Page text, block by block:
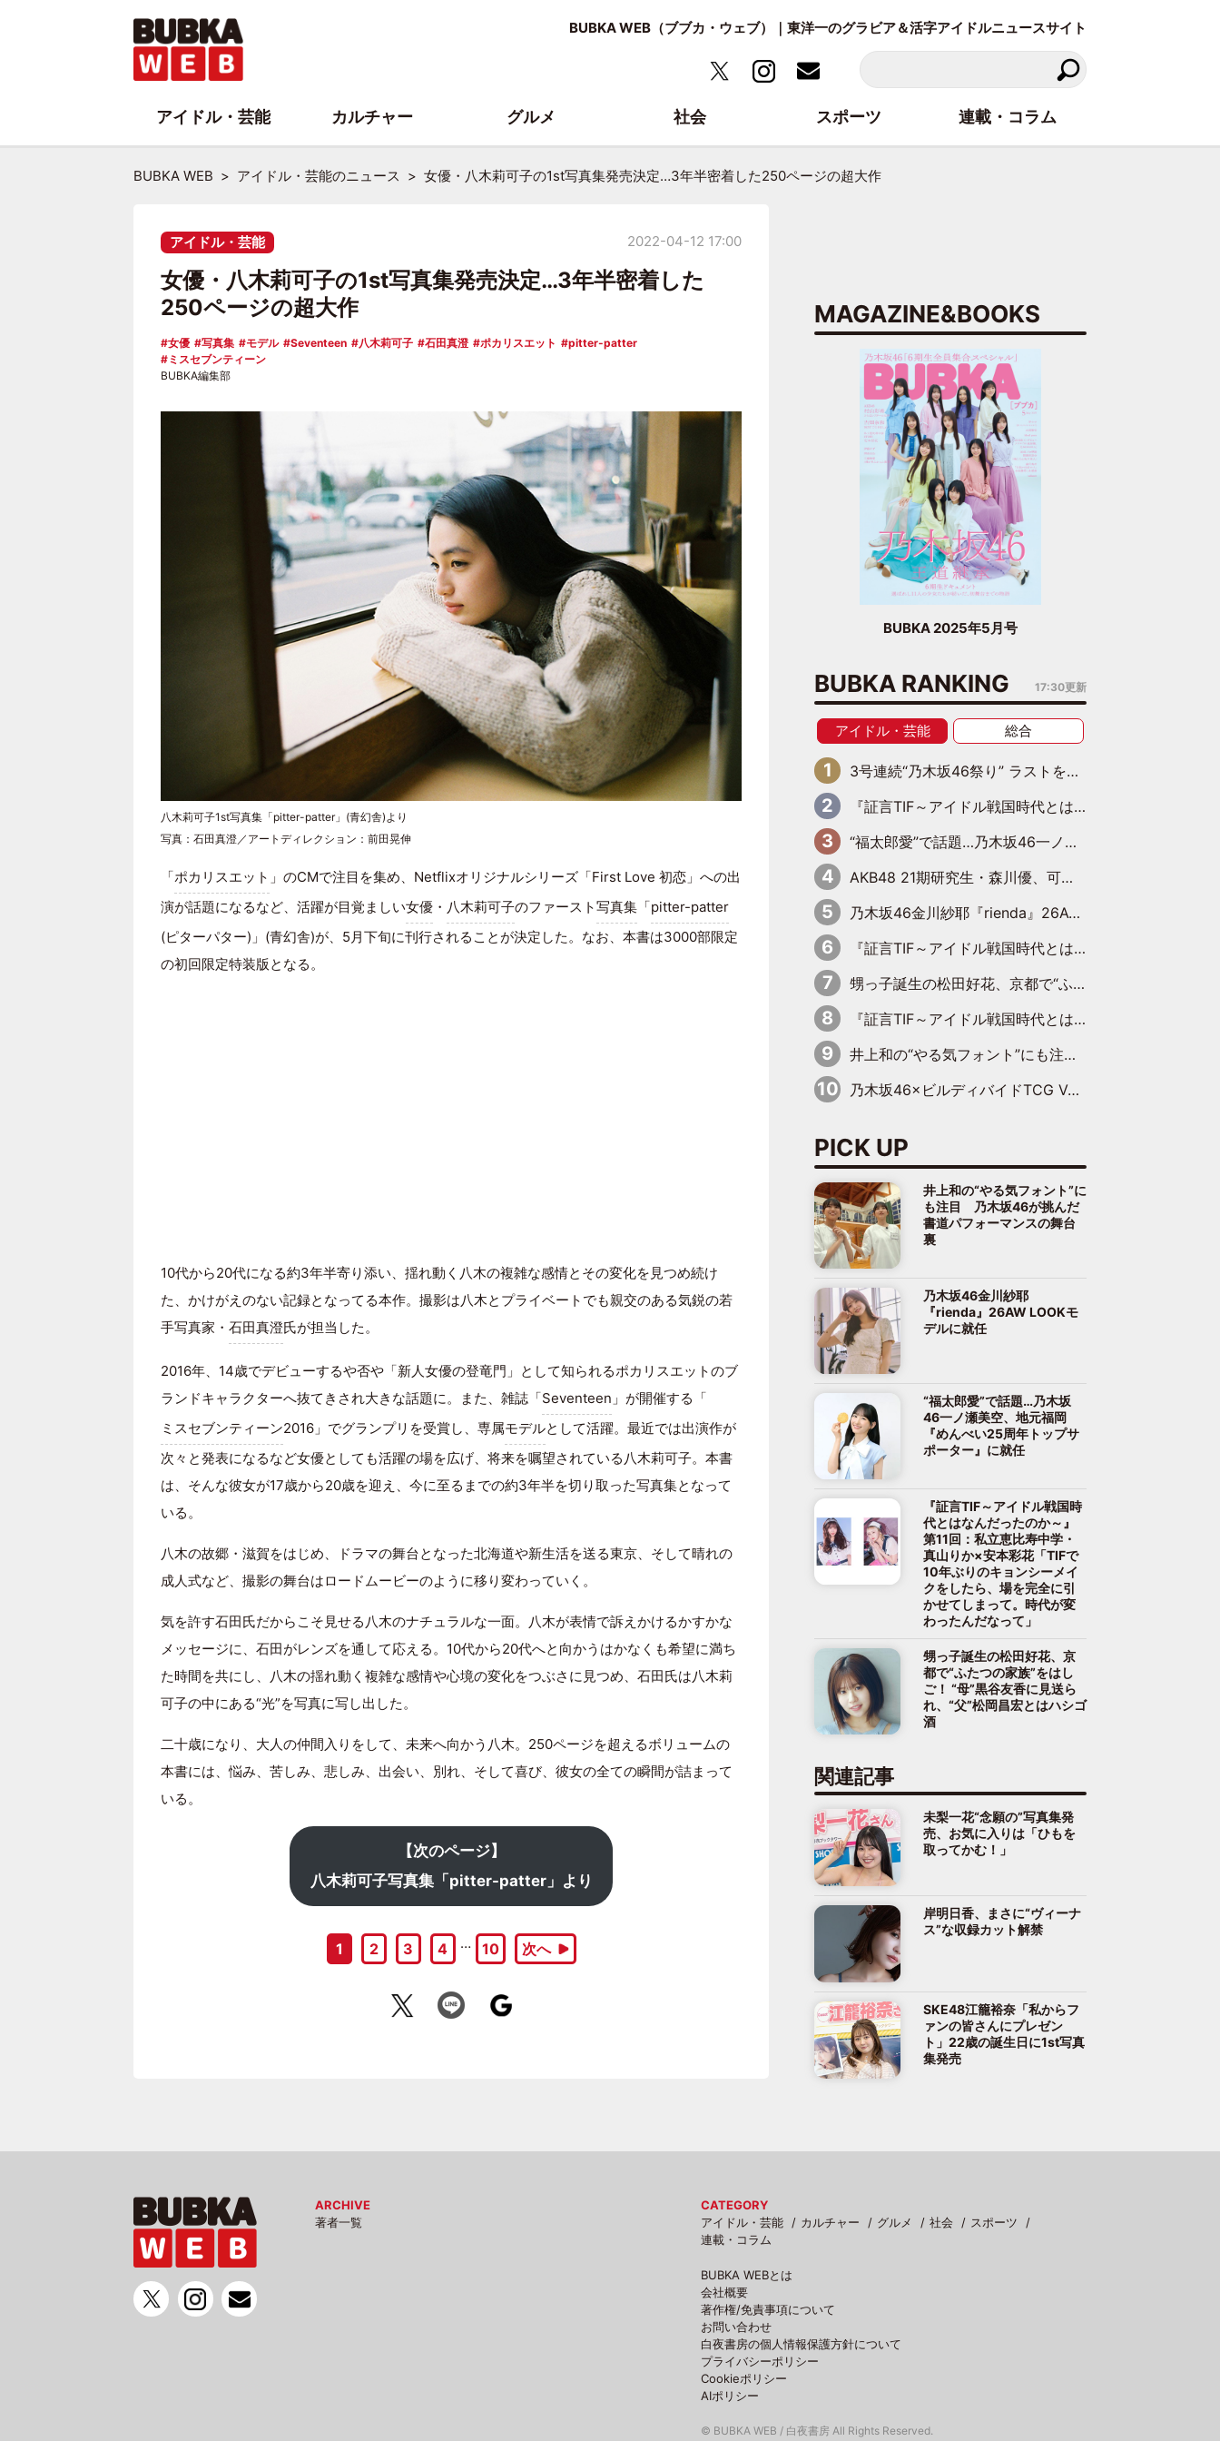
BUBKA WEB（ブブカ・ウェブ）｜東洋一のグラビア＆活字アイドルニュースサイト
BUBKA WEB アイドル・芸能のニュース 女優・八木莉可子の1st写真集発売決定…3年半密着した250ページの超大作
アイドル・芸能 2022-04-12 17:00
女優・八木莉可子の1st写真集発売決定…3年半密着した
250ページの超大作
女優 写真集 モデル Seventeen 八木莉可子 石田真澄 ポカリスエット
pitter-patter
ミスセブンティーン
BUBKA編集部
八木莉可子1st写真集「pitter-patter」(青幻舎)より
写真：石田真澄／アートディレクション：前田晃伸
「ポカリスエット 」のCMで注目を集め、Netflixオリジナルシリーズ「First Love 初恋」への出
演が話題になるなど、活躍が目覚ましい女優 ・ 八木莉可子のファースト写真集 「pitter-patter
(ピターパター)」(青幻舎)が、5月下旬に刊行されることが決定した。なお、本書は3000部限定
の初回限定特装版となる。
10代から20代になる約3年半寄り添い、揺れ動く八木の複雑な感情とその変化を見つめ続け
た、かけがえのない記録となってる本作。撮影は八木とプライベートでも親交のある気鋭の若
手写真家・ 石田真澄氏が担当した。
2016年、14歳でデビューするや否や「新人女優の登竜門」として知られるポカリスエットのブ
ランドキャラクターへ抜てきされ大きな話題に。また、雑誌「Seventeen 」が開催する「
ミスセブンティーン2016」でグランプリを受賞し、専属モデルとして活躍。最近では出演作が
次々と発表になるなど女優としても活躍の場を広げ、将来を嘱望されている八木莉可子。本書
は、そんな彼女が17歳から20歳を迎え、今に至るまでの約3年半を切り取った写真集となって
いる。
八木の故郷・滋賀をはじめ、ドラマの舞台となった北海道や新生活を送る東京、そして晴れの
成人式など、撮影の舞台はロードムービーのように移り変わっていく。
気を許す石田氏だからこそ見せる八木のナチュラルな一面。八木が表情で訴えかけるかすかな
メッセージに、石田がレンズを通して応える。10代から20代へと向かうはかなくも希望に満ち
た時間を共にし、八木の揺れ動く複雑な感情や心境の変化をつぶさに見つめ、石田氏は八木莉
可子の中にある“光”を写真に写し出した。
二十歳になり、大人の仲間入りをして、未来へ向かう八木。250ページを超えるボリュームの
本書には、悩み、苦しみ、悲しみ、出会い、別れ、そして喜び、彼女の全ての瞬間が詰まって
いる。
【次のページ】
八木莉可子写真集「pitter-patter」より
1 2 3 4 … 10 次へ
MAGAZINE&BOOKS
BUBKA 2025年5月号
BUBKA RANKING 17:30更新
アイドル・芸能 総合
3号連続“乃木坂46祭り” ラストを飾るのは賀喜遥香…5年ぶりの登場に「5年分大人になった私を見ていただけたら」
『証言TIF～アイドル戦国時代とはなんだったのか～』第6回：でんぱ組.inc・古川未鈴×相沢梨紗「『ハロプロやりたかったな』って言ったら、夢眠ねむさんに『てめえはでんぱ組．incなんだよ！』って肩パンされて(笑)」
“福太郎愛”で話題…乃木坂46一ノ瀬美空、地元福岡『めんべい25周年トップサポーター』に就任
AKB48 21期研究生・森川優、可愛さもある大人の女性に
乃木坂46金川紗耶『rienda』26AW LOOKモデルに就任
『証言TIF～アイドル戦国時代とはなんだったのか～』第11回：私立恵比寿中学・真山りか×安本彩花「TIFで10年ぶりのキョンシーメイクをしたら、場を完全に引かせてしまって。時代が変わったんだなって」
甥っ子誕生の松田好花、京都で“ふたつの家族”をはしご！ “母”黒谷友香に見送られ、“父”松岡昌宏とはハシゴ酒
『証言TIF～アイドル戦国時代とはなんだったのか～』第10回：さくら学院・武藤彩未×飯田らうら「正直、中3で辞めるというのを信じてなくて。そう言われてはいたけど、嘘でしょって」
井上和の“やる気フォント”にも注目 乃木坂46が挑んだ書道パフォーマンスの舞台裏
乃木坂46×ビルディバイドTCG Vol.2公開 賀喜遥香＆田村真佑が『京まふ』ステージに登壇
PICK UP
井上和の“やる気フォント”に
も注目 乃木坂46が挑んだ
書道パフォーマンスの舞台
裏
乃木坂46金川紗耶
『rienda』26AW LOOKモ
デルに就任
“福太郎愛”で話題…乃木坂
46一ノ瀬美空、地元福岡
『めんべい25周年トップサ
ポーター』に就任
『証言TIF～アイドル戦国時
代とはなんだったのか～』
第11回：私立恵比寿中学・
真山りか×安本彩花「TIFで
10年ぶりのキョンシーメイ
クをしたら、場を完全に引
かせてしまって。時代が変
わったんだなって」
甥っ子誕生の松田好花、京
都で“ふたつの家族”をはし
ご！ “母”黒谷友香に見送ら
れ、“父”松岡昌宏とはハシゴ
酒
関連記事
未梨一花“念願の”写真集発
売、お気に入りは「ひもを
取ってかむ！」
岸明日香、まさに“ヴィーナ
ス”な収録カット解禁
SKE48江籠裕奈「私からフ
ァンの皆さんにプレゼン
ト」22歳の誕生日に1st写真
集発売
ARCHIVE
著者一覧
CATEGORY
アイドル・芸能
カルチャー グルメ 社会
スポーツ
連載・コラム
BUBKA WEBとは
会社概要
著作権/免責事項について
お問い合わせ
白夜書房の個人情報保護方針について
プライバシーポリシー
Cookieポリシー
AIポリシー
© BUBKA WEB / 白夜書房 All Rights Reserved.
アイドル・芸能 カルチャー グルメ 社会 スポーツ 連載・コラム